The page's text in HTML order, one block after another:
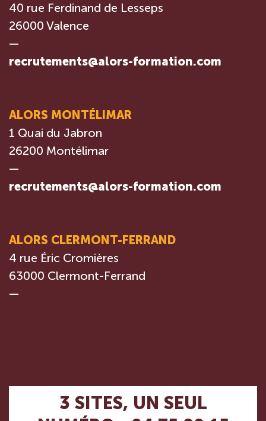
40 rue Ferdinand de Lesseps
26000 Valence
—
recrutements@alors-formation.com
ALORS MONTÉLIMAR
1 Quai du Jabron
26200 Montélimar
—
recrutements@alors-formation.com
ALORS CLERMONT-FERRAND
4 rue Éric Cromières
63000 Clermont-Ferrand
—
3 SITES, UN SEUL